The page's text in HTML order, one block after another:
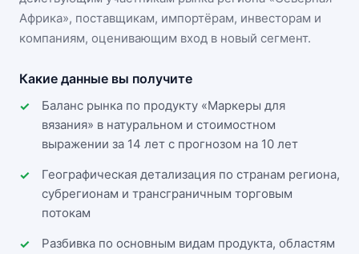
Африка», поставщикам, импортёрам, инвесторам и
компаниям, оценивающим вход в новый сегмент.
Какие данные вы получите
Баланс рынка по продукту «Маркеры для
вязания» в натуральном и стоимостном
выражении за 14 лет с прогнозом на 10 лет
Географическая детализация по странам региона,
субрегионам и трансграничным торговым
потокам
Разбивка по основным видам продукта, областям